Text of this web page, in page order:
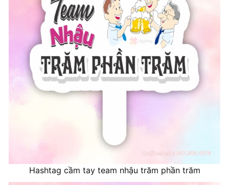
Hashtag cầm tay team nhậu trăm phần trăm